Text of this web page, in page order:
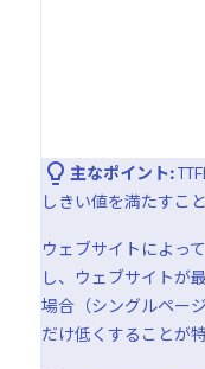
主なポイント:
しきい値を満たすこ
ウェブサイトによっ
し、ウェブサイトが
場合（シングルペー
だけ低くすることが